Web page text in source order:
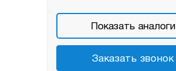
Показать аналоги
Заказать звонок